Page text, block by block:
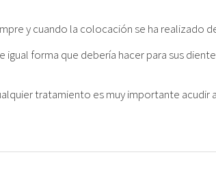
y cuando la colocación se ha realizado
igual forma que debería hacer para sus
tratamiento es muy importante